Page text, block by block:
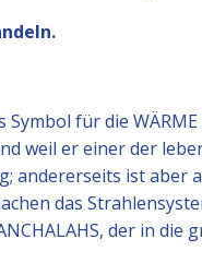
für die WÄRME
weil er einer der
andererseits ist aber
das
der in die